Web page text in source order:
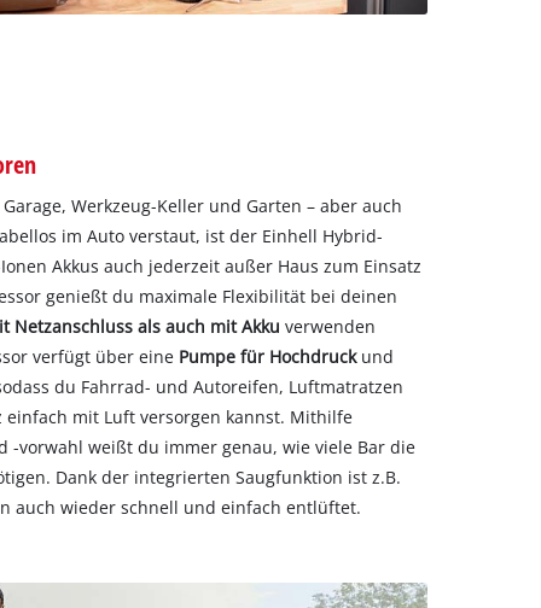
Werkzeug-Keller und Garten – aber auch
im Auto verstaut, ist der Einhell Hybrid-
Akkus auch jederzeit außer Haus zum Einsatz
genießt du maximale Flexibilität bei deinen
Netzanschluss als auch mit Akku verwenden
verfügt über eine Pumpe für Hochdruck und
du Fahrrad- und Autoreifen, Luftmatratzen
einfach mit Luft versorgen kannst. Mithilfe
-vorwahl weißt du immer genau, wie viele Bar die
Dank der integrierten Saugfunktion ist z.B.
auch wieder schnell und einfach entlüftet.